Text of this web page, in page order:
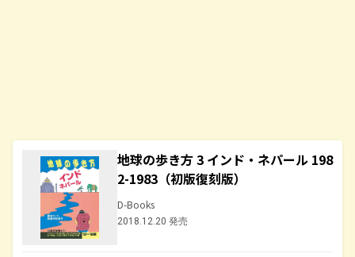
地球の歩き方 3 インド・ネパール 198
2-1983（初版復刻版）
D-Books
2018.12.20 発売